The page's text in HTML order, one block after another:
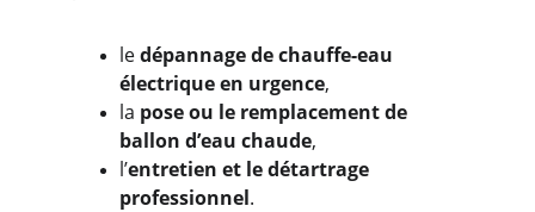
le dépannage de chauffe-eau
électrique en urgence,
la pose ou le remplacement de
ballon d’eau chaude,
l’entretien et le détartrage
professionnel.